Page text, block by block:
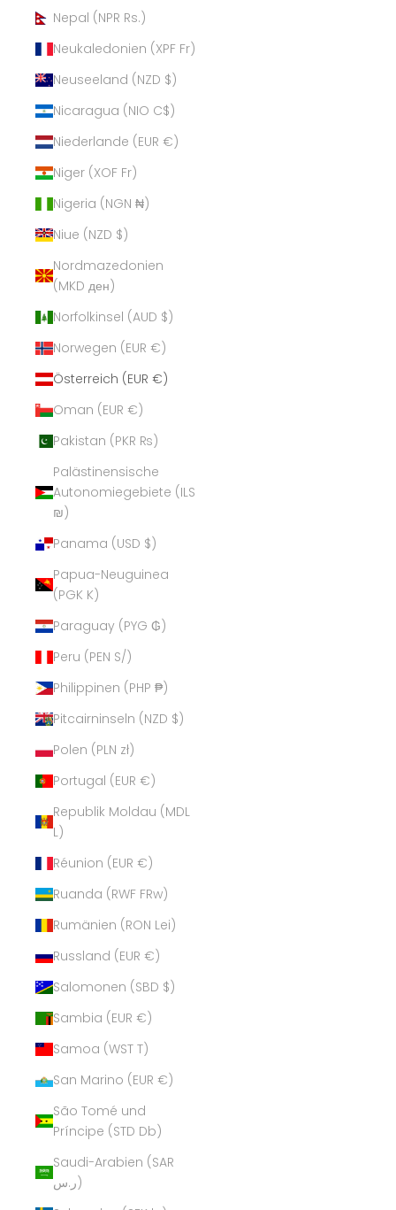
Nepal (NPR Rs.)
Neukaledonien (XPF Fr)
Neuseeland (NZD $)
Nicaragua (NIO C$)
Niederlande (EUR €)
Niger (XOF Fr)
Nigeria (NGN ₦)
Niue (NZD $)
Nordmazedonien
(MKD ден)
Norfolkinsel (AUD $)
Norwegen (EUR €)
Österreich (EUR €)
Oman (EUR €)
Pakistan (PKR ₨)
Palästinensische
Autonomiegebiete (ILS
₪)
Panama (USD $)
Papua-Neuguinea
(PGK K)
Paraguay (PYG ₲)
Peru (PEN S/)
Philippinen (PHP ₱)
Pitcairninseln (NZD $)
Polen (PLN zł)
Portugal (EUR €)
Republik Moldau (MDL
L)
Réunion (EUR €)
Ruanda (RWF FRw)
Rumänien (RON Lei)
Russland (EUR €)
Salomonen (SBD $)
Sambia (EUR €)
Samoa (WST T)
San Marino (EUR €)
São Tomé und
Príncipe (STD Db)
Saudi-Arabien (SAR
ر.س)